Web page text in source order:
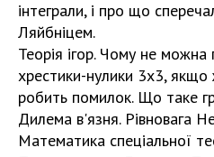
інтеграли, і про що
Ляйбніцем.
Теорія ігор. Чому не можна
хрестики-нулики 3х3,
робить помилок. Що таке
Дилема в'язня. Рівновага
Математика спеціальної